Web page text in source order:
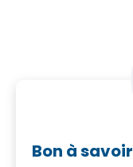
Bon à savoir